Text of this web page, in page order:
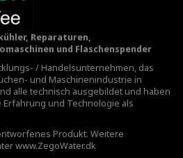
Reparaturen,
und Flaschenspender
/ Handelsunternehmen, das
und Maschinenindustrie in
alle technisch ausgebildet und haben
Erfahrung und Technologie als
Produkt. Weitere
www.ZegoWater.dk